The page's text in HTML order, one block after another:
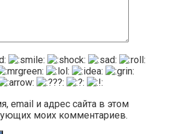
email и адрес сайта в этом
моих комментариев.